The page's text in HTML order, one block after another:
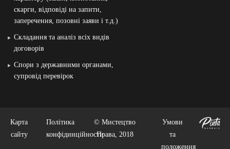
скарги, відповіді на запити,
заперечення, позовні заяви і т.д.)
Складання та аналіз всіх видів
договорів
Спори з державними органами,
супровід перевірок
Карта
сайту
Політика
конфідинційности
© Мистецтво
Права, 2018
Умови
та
положення